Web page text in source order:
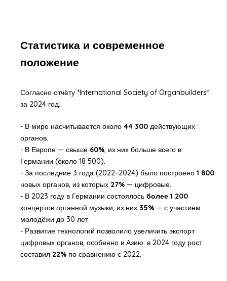
Статистика и современное
положение
Согласно отчёту *International Society of Organbuilders*
за 2024 год:
- В мире насчитывается около 44 300действующих
органов.
- В Европе — свыше 60%, из них больше всего в
Германии (около 18 500).
- За последние 3 года (2022–2024) было построено 1 800
новых органов, из которых 27%— цифровые.
- В 2023 году в Германии состоялось более 1 200
концертов органной музыки, из них 35%— с участием
молодёжи до 30 лет.
- Развитие технологий позволило увеличить экспорт
цифровых органов, особенно в Азию: в 2024 году рост
составил 22%по сравнению с 2022.